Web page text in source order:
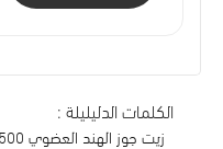
الكلمات الدليليلة :
زيت جوز الهند العضوي 500 ملم خالي من الغلوتين